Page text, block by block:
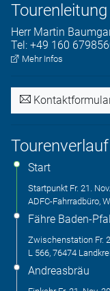
Tourenleitung
Herr Martin
Tel: +49 160
Mehr Infos
Tourenverlauf
Start
Startpunkt Fr. 21.
ADFC-Fahrradbüro,
Fähre Baden-
Zwischenstation Fr.
L 566, 76474
Andreasbräu